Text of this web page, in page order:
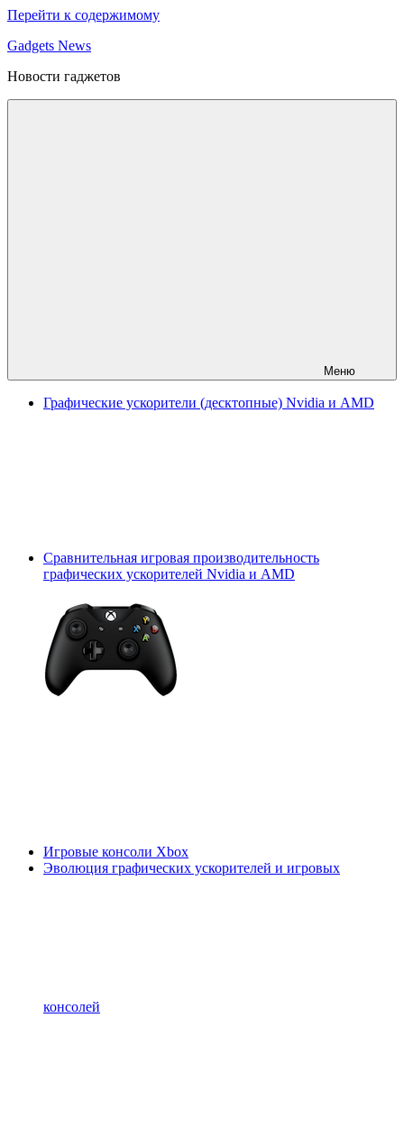
Перейти к содержимому
Gadgets News
Новости гаджетов
Меню
Графические ускорители (десктопные) Nvidia и AMD
Сравнительная игровая производительность
графических ускорителей Nvidia и AMD
Игровые консоли Xbox
Эволюция графических ускорителей и игровых
консолей